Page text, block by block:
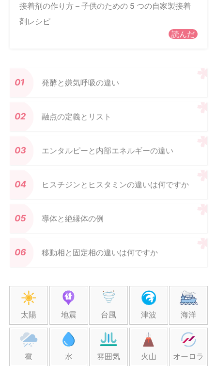
接着剤の作り方 – 子供のための 5 つの自家製接着
剤レシピ
読んだ
発酵と嫌気呼吸の違い
融点の定義とリスト
エンタルピーと内部エネルギーの違い
ヒスチジンとヒスタミンの違いは何ですか
導体と絶縁体の例
移動相と固定相の違いは何ですか
太陽 地震 台風 津波 海洋
雹 水 雰囲気 火山 オーロラ